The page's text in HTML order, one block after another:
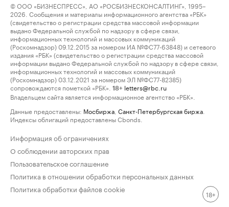
© ООО «БИЗНЕСПРЕСС», АО «РОСБИЗНЕСКОНСАЛТИНГ», 1995–
2026. Сообщения и материалы информационного агентства «РБК»
(свидетельство о регистрации средства массовой информации
выдано Федеральной службой по надзору в сфере связи,
информационных технологий и массовых коммуникаций
(Роскомнадзор) 09.12.2015 за номером ИА №ФС77-63848) и сетевого
издания «РБК» (свидетельство о регистрации средства массовой
информации выдано Федеральной службой по надзору в сфере связи,
информационных технологий и массовых коммуникаций
(Роскомнадзор) 03.12.2021 за номером ЭЛ №ФС77-82385)
сопровождаются пометкой «РБК».
18+ letters@rbc.ru
Владельцем сайта является информационное агентство «РБК».
Данные предоставлены: Мосбиржа Санкт-Петербургская биржа
Индексы облигаций предоставлены Cbonds.
Информация об ограничениях
О соблюдении авторских прав
Пользовательское соглашение
Политика в отношении обработки персональных данных
Политика обработки файлов cookie
18+